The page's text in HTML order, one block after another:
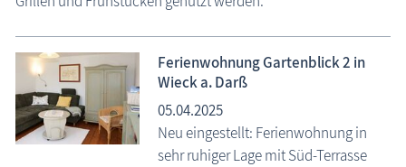
Ferienwohnung Gartenblick 2 in
Wieck a. Darß
05.04.2025
Neu eingestellt: Ferienwohnung in
sehr ruhiger Lage mit Süd-Terrasse